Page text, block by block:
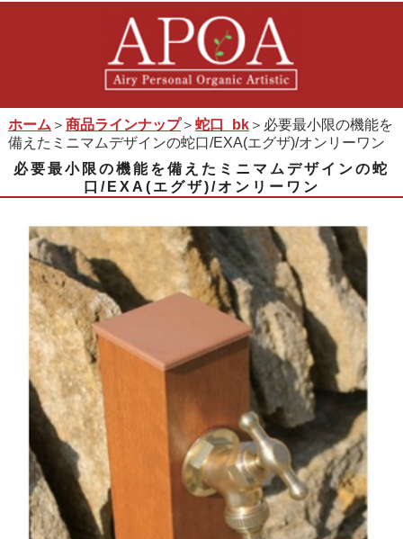
ホーム ＞ 商品ラインナップ＞ 蛇口_bk＞必要最小限の機能を
備えたミニマムデザインの蛇口/EXA(エグザ)/オンリーワン
必要最小限の機能を備えたミニマムデザインの蛇
口/EXA(エグザ)/オンリーワン